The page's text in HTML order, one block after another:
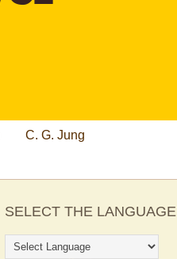
C. G. Jung
SELECT THE LANGUAGE